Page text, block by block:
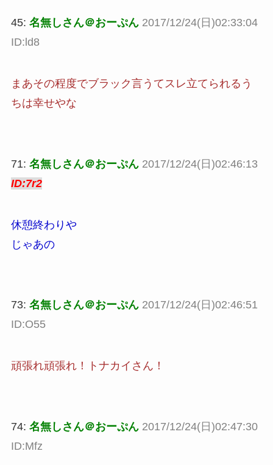
45: 名無しさん＠おーぷん 2017/12/24(日)02:33:04
ID:ld8
まあその程度でブラック言うてスレ立てられるう
ちは幸せやな
71: 名無しさん＠おーぷん 2017/12/24(日)02:46:13
ID:7r2
休憩終わりや
じゃあの
73: 名無しさん＠おーぷん 2017/12/24(日)02:46:51
ID:O55
頑張れ頑張れ！トナカイさん！
74: 名無しさん＠おーぷん 2017/12/24(日)02:47:30
ID:Mfz